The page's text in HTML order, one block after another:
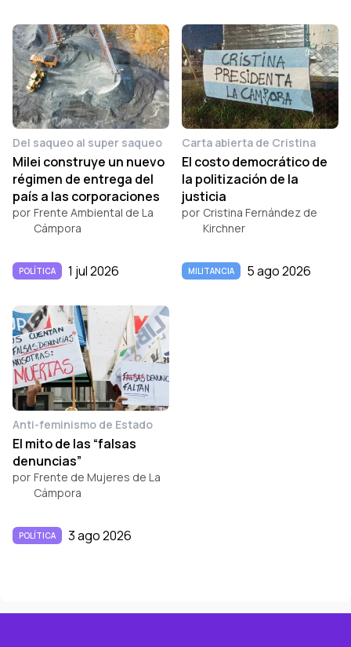
Del saqueo al super saqueo
Milei construye un nuevo
régimen de entrega del
país a las corporaciones
por Frente Ambiental de La
Cámpora
POLÍTICA 1 jul 2026
Carta abierta de Cristina
El costo democrático de
la politización de la
justicia
por Cristina Fernández de
Kirchner
MILITANCIA 5 ago 2026
Anti-feminismo de Estado
El mito de las “falsas
denuncias”
por Frente de Mujeres de La
Cámpora
POLÍTICA 3 ago 2026